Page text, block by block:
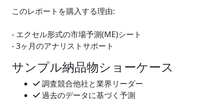
このレポートを購入する理由:
- エクセル形式の市場予測(ME)シート
- 3ヶ月のアナリストサポート
サンプル納品物ショーケース
調査競合他社と業界リーダー
過去のデータに基づく予測